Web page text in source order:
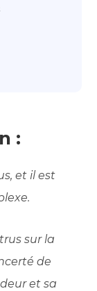
:
et il est
sur la
de
et sa